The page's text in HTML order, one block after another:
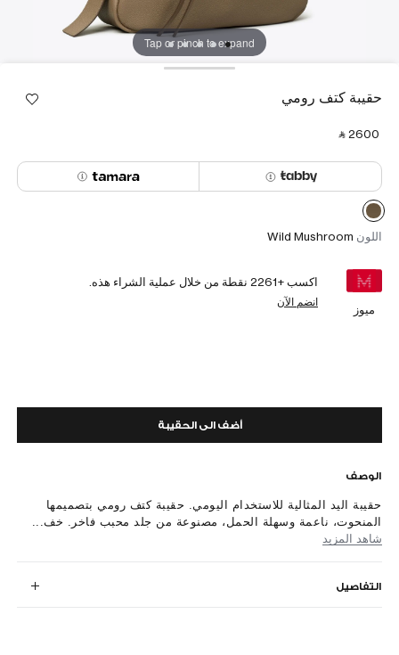
Tap or pinch to expand
حقيبة كتف رومي
‎ ⃁ ⁦2600⁩ ‎
اللون Wild Mushroom
ميوز
اكسب +2261 نقطة من خلال عملية الشراء هذه.
انضم الآن
أضف الى الحقيبة
الوصف
حقيبة اليد المثالية للاستخدام اليومي. حقيبة كتف رومي بتصميمها
المنحوت، ناعمة وسهلة الحمل، مصنوعة من جلد محبب فاخر. خف...
شاهد المزيد
التفاصيل